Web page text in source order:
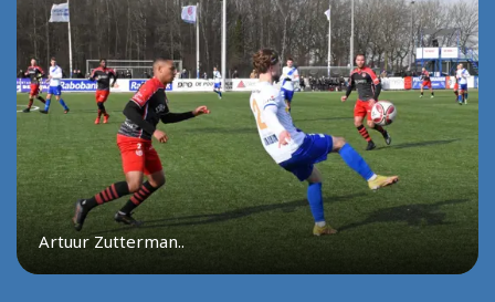
Artuur Zutterman..